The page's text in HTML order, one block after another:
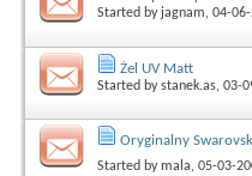
Started by jagnam, 04-
Żel UV Matt
Started bystanek.as, 03-
Oryginalny
Started bymala, 05-03-